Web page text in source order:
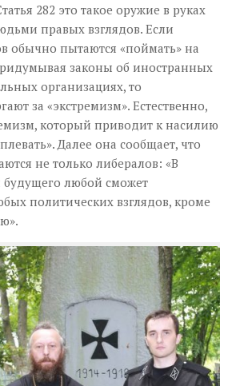
282 это такое оружие в руках
правых взглядов. Если
обычно пытаются «поймать» на
законы об иностранных
организациях, то
за «экстремизм». Естественно,
который приводит к насилию
Далее она сообщает, что
не только либералов: «В
будущего любой сможет
политических взглядов, кроме